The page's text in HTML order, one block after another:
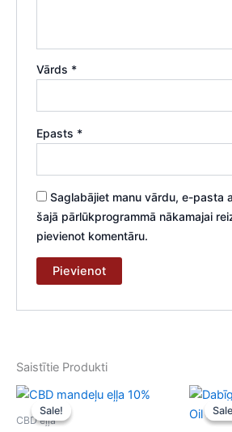
Vārds *
Epasts *
Saglabājiet manu vārdu, e-pasta
šajā pārlūkprogrammā nākamajai
pievienot komentāru.
Saistītie Produkti
Sale!
Sale!
CBD eļļa
Original
price
was:
Current
is: